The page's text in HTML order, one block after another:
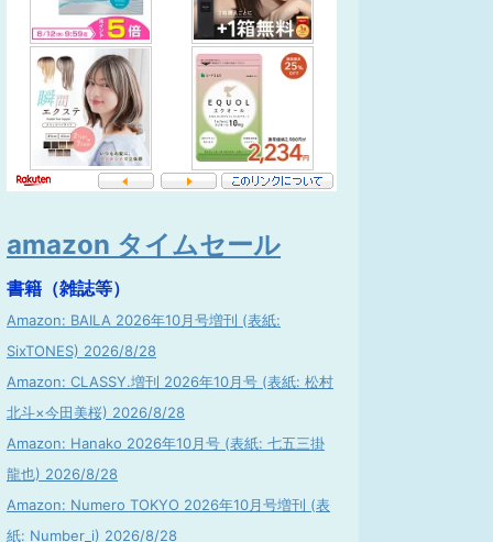
amazon タイムセール
書籍（雑誌等）
Amazon: BAILA 2026年10月号増刊 (表紙:
SixTONES) 2026/8/28
Amazon: CLASSY.増刊 2026年10月号 (表紙: 松村
北斗×今田美桜) 2026/8/28
Amazon: Hanako 2026年10月号 (表紙: 七五三掛
龍也) 2026/8/28
Amazon: Numero TOKYO 2026年10月号増刊 (表
紙: Number_i) 2026/8/28